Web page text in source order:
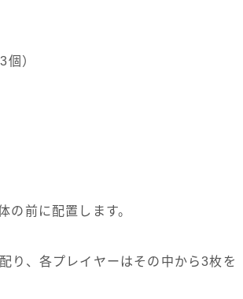
）
前に配置します。
り、各プレイヤーはその中から3枚を